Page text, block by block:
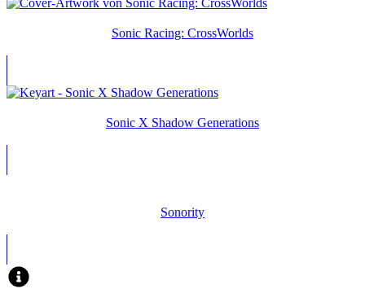
Sonic Racing: CrossWorlds
Sonic X Shadow Generations
Sonority